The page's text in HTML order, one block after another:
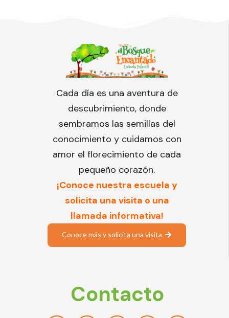
Cada día es una aventura de
descubrimiento, donde
sembramos las semillas del
conocimiento y cuidamos con
amor el florecimiento de cada
pequeño corazón.
¡Conoce nuestra escuela y
solicita una visita o una
llamada informativa!
Conoce más y solicita una visita
Contacto